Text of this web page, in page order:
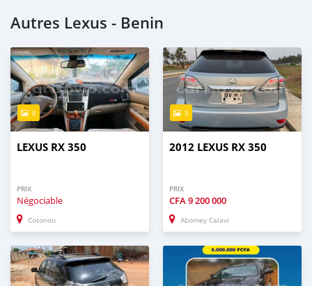
Autres Lexus - Benin
8
LEXUS RX 350
PRIX
Négociable
Cotonou
5
2012 LEXUS RX 350
PRIX
CFA 9 200 000
Abomey Calavi